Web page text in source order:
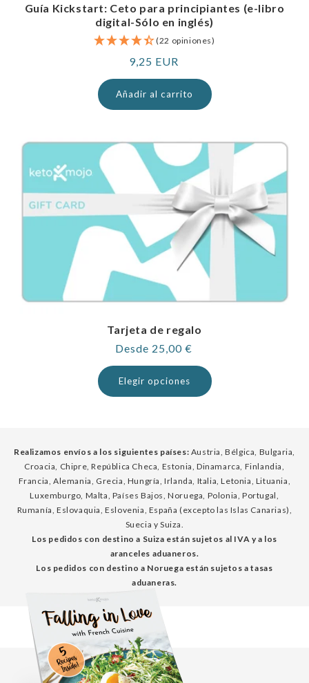
Guía Kickstart: Ceto para principiantes (e-libro
digital-Sólo en inglés)
(22 opiniones)
Precio
normal
9,25 EUR
Añadir al carrito
Tarjeta de regalo
Precio
habitual
Desde 25,00 €
Elegir opciones
Realizamos envíos a los siguientes países: Austria, Bélgica, Bulgaria,
Croacia, Chipre, República Checa, Estonia, Dinamarca, Finlandia,
Francia, Alemania, Grecia, Hungría, Irlanda, Italia, Letonia, Lituania,
Luxemburgo, Malta, Países Bajos, Noruega, Polonia, Portugal,
Rumanía, Eslovaquia, Eslovenia, España (excepto las Islas Canarias),
Suecia y Suiza.
Los pedidos con destino a Suiza están sujetos al IVA y a los
aranceles aduaneros.
Los pedidos con destino a Noruega están sujetos a tasas
aduaneras.